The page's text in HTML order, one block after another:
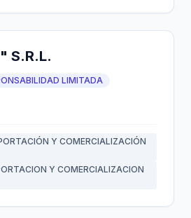
S.R.L.
LIMITADA
Y COMERCIALIZACIÓN
Y COMERCIALIZACION